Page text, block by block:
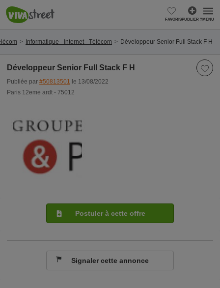
FAVORISPUBLIER ?MENU
Informatique - Internet - Télécom Développeur Senior Full Stack F H
Développeur Senior Full Stack F H
Publiée par #50813501 le 13/08/2022
Paris 12eme ardt - 75012
Postuler à cette offre
Signaler cette annonce